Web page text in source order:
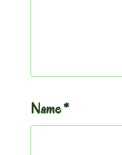
Name*